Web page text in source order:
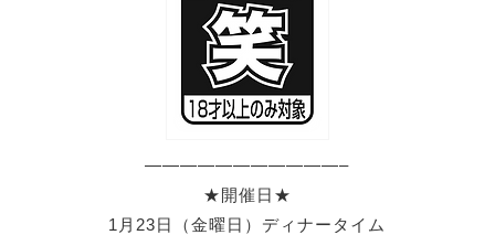
———————————–
★開催日★
1月23日（金曜日）ディナータイム